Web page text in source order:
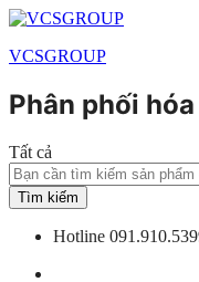
VCSGROUP
Phân phối
Tất cả
Tìm kiếm
Hotline